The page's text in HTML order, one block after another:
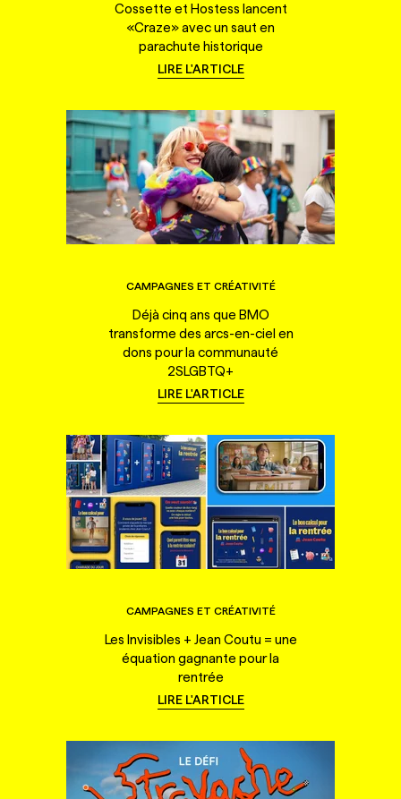
Cossette et Hostess lancent
«Craze» avec un saut en
parachute historique
LIRE L'ARTICLE
CAMPAGNES ET CRÉATIVITÉ
Déjà cinq ans que BMO
transforme des arcs-en-ciel en
dons pour la communauté
2SLGBTQ+
LIRE L'ARTICLE
CAMPAGNES ET CRÉATIVITÉ
Les Invisibles + Jean Coutu = une
équation gagnante pour la
rentrée
LIRE L'ARTICLE